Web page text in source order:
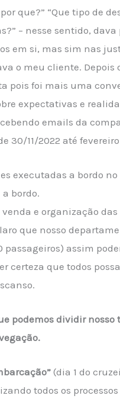
que?” “Que tipo de
– nesse sentido,
em si, mas sim nas
o meu cliente. Depois
pois foi mais uma
expectativas e
emails da
30/11/2022 até
executadas a bordo
bordo.
e organização
que nosso
passageiros) assim
certeza que todos
podemos dividir
(dia 1 do
todos os